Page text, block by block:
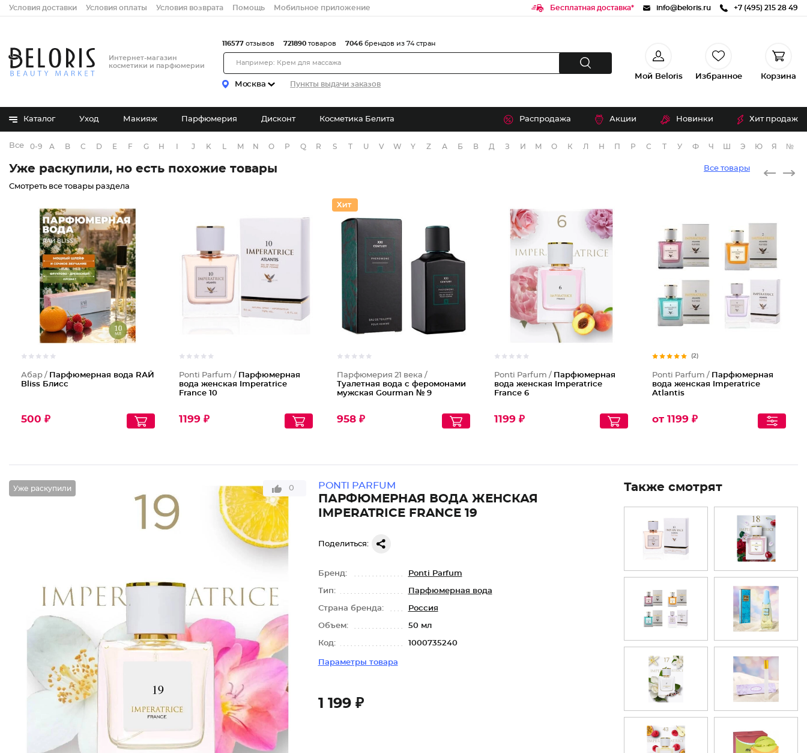
Условия доставки Условия оплаты Условия возврата Помощь Мобильное приложение Бесплатная доставка* info@beloris.ru +7 (495) 215 28 49
Интернет-магазин
косметики и парфюмерии
Москва Пункты выдачи заказов
116577 отзывов 721890 товаров 7046 брендов из 74 стран
Мой Beloris Избранное Корзина
Каталог Уход Макияж Парфюмерия Дисконт Косметика Белита Распродажа Акции Новинки Хит продаж
Все бренды
0-9 A B C D E F G H J K M N O P Q R S T U V W Y Z А Б В Д З И М О К Л Н П Р С Т У Ф Ч Э Ю Я №
Уже раскупили, но есть похожие товары Все товары
Смотреть все товары раздела
Абар / Парфюмерная вода RАЙ
Bliss Блисс
500 ₽
Ponti Parfum / Парфюмерная
вода женская Imperatrice
France 10
1199 ₽
Парфюмерия 21 века /
Туалетная вода с феромонами
мужская Gourman № 9
958 ₽
Ponti Parfum / Парфюмерная
вода женская Imperatrice
France 6
1199 ₽
(2)
Ponti Parfum / Парфюмерная
вода женская Imperatrice
Atlantis
от 1199 ₽
Уже раскупили 0 PONTI PARFUM
ПАРФЮМЕРНАЯ ВОДА ЖЕНСКАЯ
IMPERATRICE FRANCE 19
Поделиться:
Бренд: Ponti Parfum
Тип: Парфюмерная вода
Страна бренда: Россия
Объем: 50 мл
Код: 1000735240
Параметры товара
1 199 ₽
Также смотрят